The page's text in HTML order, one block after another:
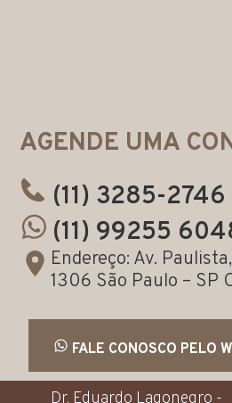
AGENDE UMA
(11) 3285-2746
(11) 99255
Endereço: Av.
1306 São Paulo – SP
FALE CONOSCO PELO
Dr. Eduardo Lagonegro -